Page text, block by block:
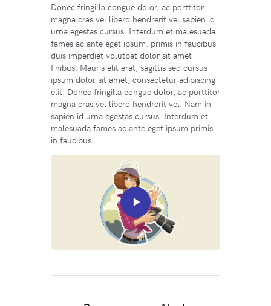
Donec fringilla congue dolor, ac porttitor
magna cras vel libero hendrerit vel sapien id
urna egestas cursus. Interdum et malesuada
fames ac ante eget ipsum. primis in faucibus
duis imperdiet volutpat dolor sit amet
finibus. Mauris elit erat, sagittis sed cursus
ipsum dolor sit amet, consectetur adipiscing
elit. Donec fringilla congue dolor, ac porttitor
magna cras vel libero hendrerit vel. Nam in
sapien id urna egestas cursus. Interdum et
malesuada fames ac ante eget ipsum primis
in faucibus.